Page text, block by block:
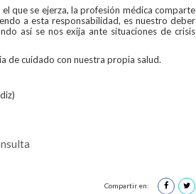
que se ejerza, la profesión médica comparte
a esta responsabilidad, es nuestro deber
así se nos exija ante situaciones de crisis
de cuidado con nuestra propia salud.
Compartir en: